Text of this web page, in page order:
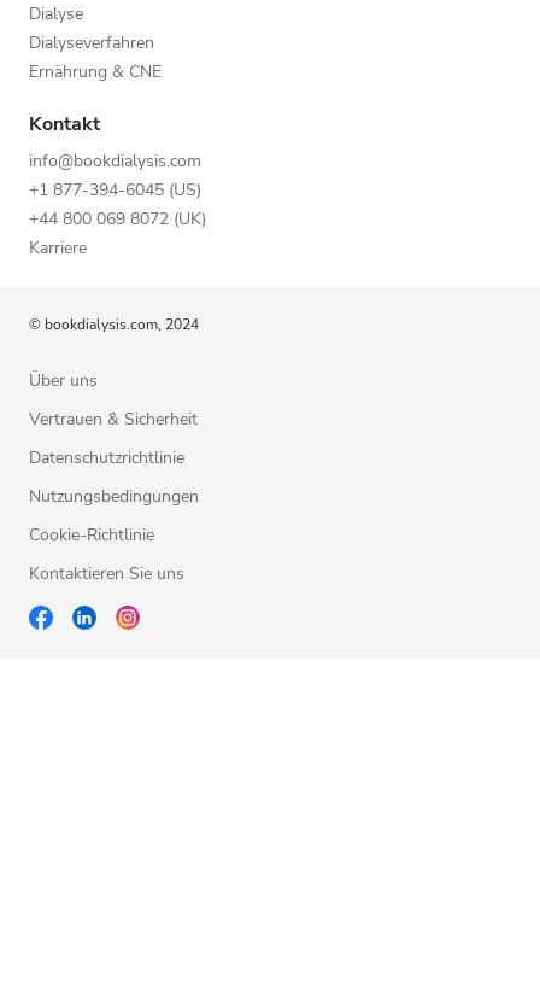
Dialyse
Dialyseverfahren
Ernährung & CNE
Kontakt
info@bookdialysis.com
+1 877-394-6045 (US)
+44 800 069 8072 (UK)
Karriere
© bookdialysis.com, 2024
Über uns
Vertrauen & Sicherheit
Datenschutzrichtlinie
Nutzungsbedingungen
Cookie-Richtlinie
Kontaktieren Sie uns